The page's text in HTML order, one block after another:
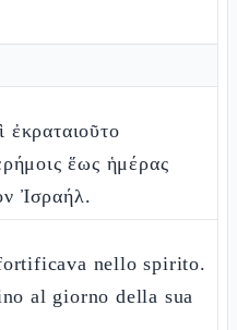
ἐκραταιοῦτο
ἕως ἡμέρας
Ἰσραήλ.
nello spirito.
al giorno della sua